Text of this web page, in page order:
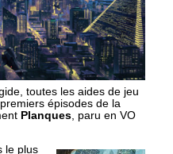
toutes les aides de jeu
épisodes de la
Planques , paru en VO
le plus